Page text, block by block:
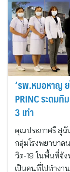
‘รพ.หมอหาญ
PRINC ระดม
3 เท่า
คุณประภาศรี สุฉั
กลุ่มโรงพยาบา
วิด-19 ในพื้นที่จัง
เป็นคนที่ไปทำงา